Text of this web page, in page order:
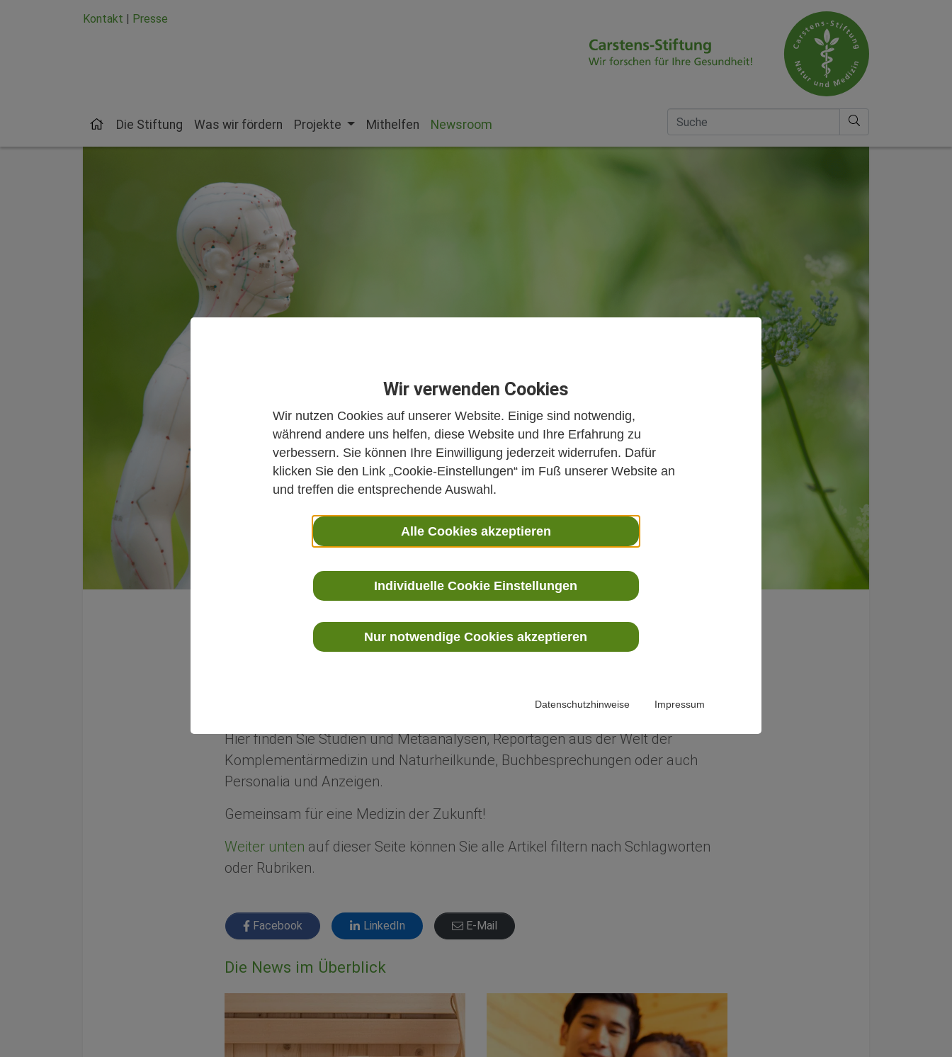
Wir verwenden Cookies
Wir nutzen Cookies auf unserer Website. Einige sind notwendig,
während andere uns helfen, diese Website und Ihre Erfahrung zu
verbessern. Sie können Ihre Einwilligung jederzeit widerrufen. Dafür
klicken Sie den Link „Cookie-Einstellungen“ im Fuß unserer Website an
und treffen die entsprechende Auswahl.
Alle Cookies akzeptieren
Individuelle Cookie Einstellungen
Nur notwendige Cookies akzeptieren
Datenschutzhinweise Impressum
Kontakt | Presse
Die Stiftung Was wir fördern Projekte Mithelfen Newsroom
(current)
Suche nach
Newsroom Integrative Medizin
Gemeinsam für eine Medizin der Zukunft!
Wir informieren Sie über Neuigkeiten aus Wissenschaft und Forschung zur
Hier finden Sie Studien und Metaanalysen, Reportagen aus der Welt der
Komplementärmedizin und Naturheilkunde, Buchbesprechungen oder auch
Personalia und Anzeigen.
Gemeinsam für eine Medizin der Zukunft!
Weiter unten auf dieser Seite können Sie alle Artikel filtern nach Schlagworten
oder Rubriken.
Facebook LinkedIn E-Mail
Die News im Überblick